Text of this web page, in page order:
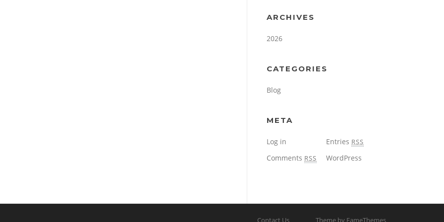
ARCHIVES
2026
CATEGORIES
Blog
META
Log in Entries RSS
Comments RSS WordPress
Contact Us Theme by FameThemes